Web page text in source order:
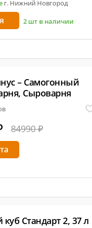
г. Нижний Новгород
2 шт в наличии
– Самогонный
Сыроварня
84990 ₽
Стандарт 2, 37 л